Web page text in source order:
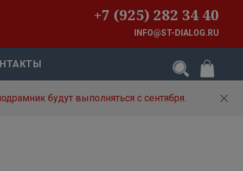
+7 (925) 282 34 40
INFO@ST-DIALOG.RU
будут выполняться с сентября.